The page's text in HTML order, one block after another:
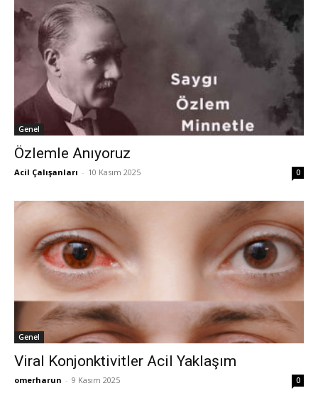
Genel
Özlemle Anıyoruz
Acil Çalışanları - 10 Kasım 2025 0
Genel
Viral Konjonktivitler Acil Yaklaşım
omerharun - 9 Kasım 2025 0